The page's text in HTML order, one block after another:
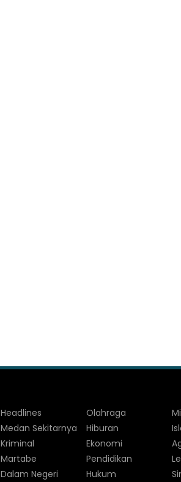
Headlines
Medan Sekitarnya
Kriminal
Martabe
Dalam Negeri
Olahraga
Hiburan
Ekonomi
Pendidikan
Hukum